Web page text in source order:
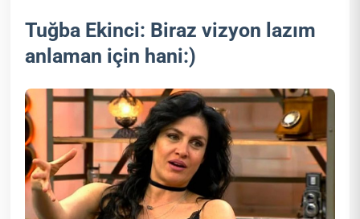
Tuğba Ekinci: Biraz vizyon lazım
anlaman için hani:)